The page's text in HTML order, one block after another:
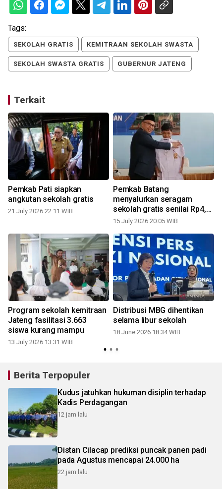
Tags:
SEKOLAH GRATIS KEMITRAAN SEKOLAH SWASTA
SEKOLAH SWASTA GRATIS GUBERNUR JATENG
Terkait
Pemkab Pati siapkan
angkutan sekolah gratis
21 July 2026 22:11 WIB
Pemkab Batang
menyalurkan seragam
sekolah gratis senilai Rp4,5
miliar
15 July 2026 20:05 WIB
Program sekolah kemitraan
Jateng fasilitasi 3.663
siswa kurang mampu
13 July 2026 13:31 WIB
Distribusi MBG dihentikan
selama libur sekolah
18 June 2026 18:34 WIB
Berita Terpopuler
Kudus jatuhkan hukuman disiplin terhadap
Kadis Perdagangan
12 jam lalu
Distan Cilacap prediksi puncak panen padi
pada Agustus mencapai 24.000 ha
22 jam lalu